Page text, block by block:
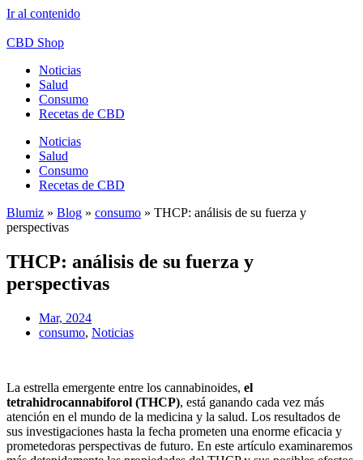
Ir al contenido
CBD Shop
Noticias
Salud
Consumo
Recetas de CBD
Noticias
Salud
Consumo
Recetas de CBD
Blumiz » Blog » consumo » THCP: análisis de su fuerza y
perspectivas
THCP: análisis de su fuerza y
perspectivas
Mar, 2024
consumo, Noticias
La estrella emergente entre los cannabinoides, el
tetrahidrocannabiforol (THCP), está ganando cada vez más
atención en el mundo de la medicina y la salud. Los resultados de
sus investigaciones hasta la fecha prometen una enorme eficacia y
prometedoras perspectivas de futuro. En este artículo examinaremos